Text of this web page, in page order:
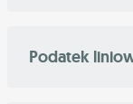
Podatek